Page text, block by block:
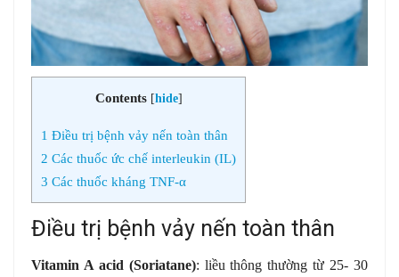
Contents [hide]
1 Điều trị bệnh vảy nến toàn thân
2 Các thuốc ức chế interleukin (IL)
3 Các thuốc kháng TNF-α
Điều trị bệnh vảy nến toàn thân
Vitamin A acid (Soriatane): liều thông thường từ 25- 30